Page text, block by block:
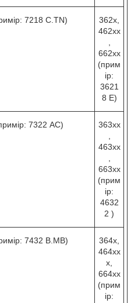
7218 C.TN)
362х,
462хх
662хх
(прим
ір:
3621
8 Е)
7322 AC)
363хх
463хх
663хх
(прим
ір:
4632
2 )
7432 B.МВ)
364х,
464хх
х,
664хх
(прим
ір: